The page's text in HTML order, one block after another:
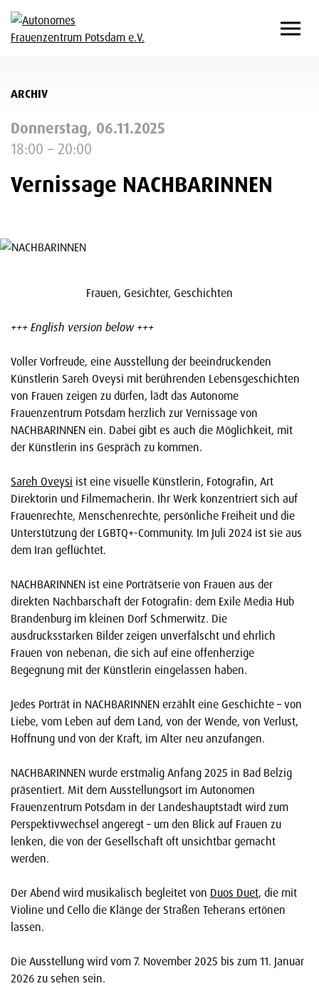
ARCHIV
Donnerstag, 06.11.2025
18:00 – 20:00
Vernissage NACHBARINNEN
Frauen, Gesichter, Geschichten
+++ English version below +++
Voller Vorfreude, eine Ausstellung der beeindruckenden
Künstlerin Sareh Oveysi mit berührenden Lebensgeschichten
von Frauen zeigen zu dürfen, lädt das Autonome
Frauenzentrum Potsdam herzlich zur Vernissage von
NACHBARINNEN ein. Dabei gibt es auch die Möglichkeit, mit
der Künstlerin ins Gespräch zu kommen.
Sareh Oveysi ist eine visuelle Künstlerin, Fotografin, Art
Direktorin und Filmemacherin. Ihr Werk konzentriert sich auf
Frauenrechte, Menschenrechte, persönliche Freiheit und die
Unterstützung der LGBTQ+-Community. Im Juli 2024 ist sie aus
dem Iran geflüchtet.
NACHBARINNEN ist eine Porträtserie von Frauen aus der
direkten Nachbarschaft der Fotografin: dem Exile Media Hub
Brandenburg im kleinen Dorf Schmerwitz. Die
ausdrucksstarken Bilder zeigen unverfälscht und ehrlich
Frauen von nebenan, die sich auf eine offenherzige
Begegnung mit der Künstlerin eingelassen haben.
Jedes Porträt in NACHBARINNEN erzählt eine Geschichte – von
Liebe, vom Leben auf dem Land, von der Wende, von Verlust,
Hoffnung und von der Kraft, im Alter neu anzufangen.
NACHBARINNEN wurde erstmalig Anfang 2025 in Bad Belzig
präsentiert. Mit dem Ausstellungsort im Autonomen
Frauenzentrum Potsdam in der Landeshauptstadt wird zum
Perspektivwechsel angeregt – um den Blick auf Frauen zu
lenken, die von der Gesellschaft oft unsichtbar gemacht
werden.
Der Abend wird musikalisch begleitet von Duos Duet, die mit
Violine und Cello die Klänge der Straßen Teherans ertönen
lassen.
Die Ausstellung wird vom 7. November 2025 bis zum 11. Januar
2026 zu sehen sein.